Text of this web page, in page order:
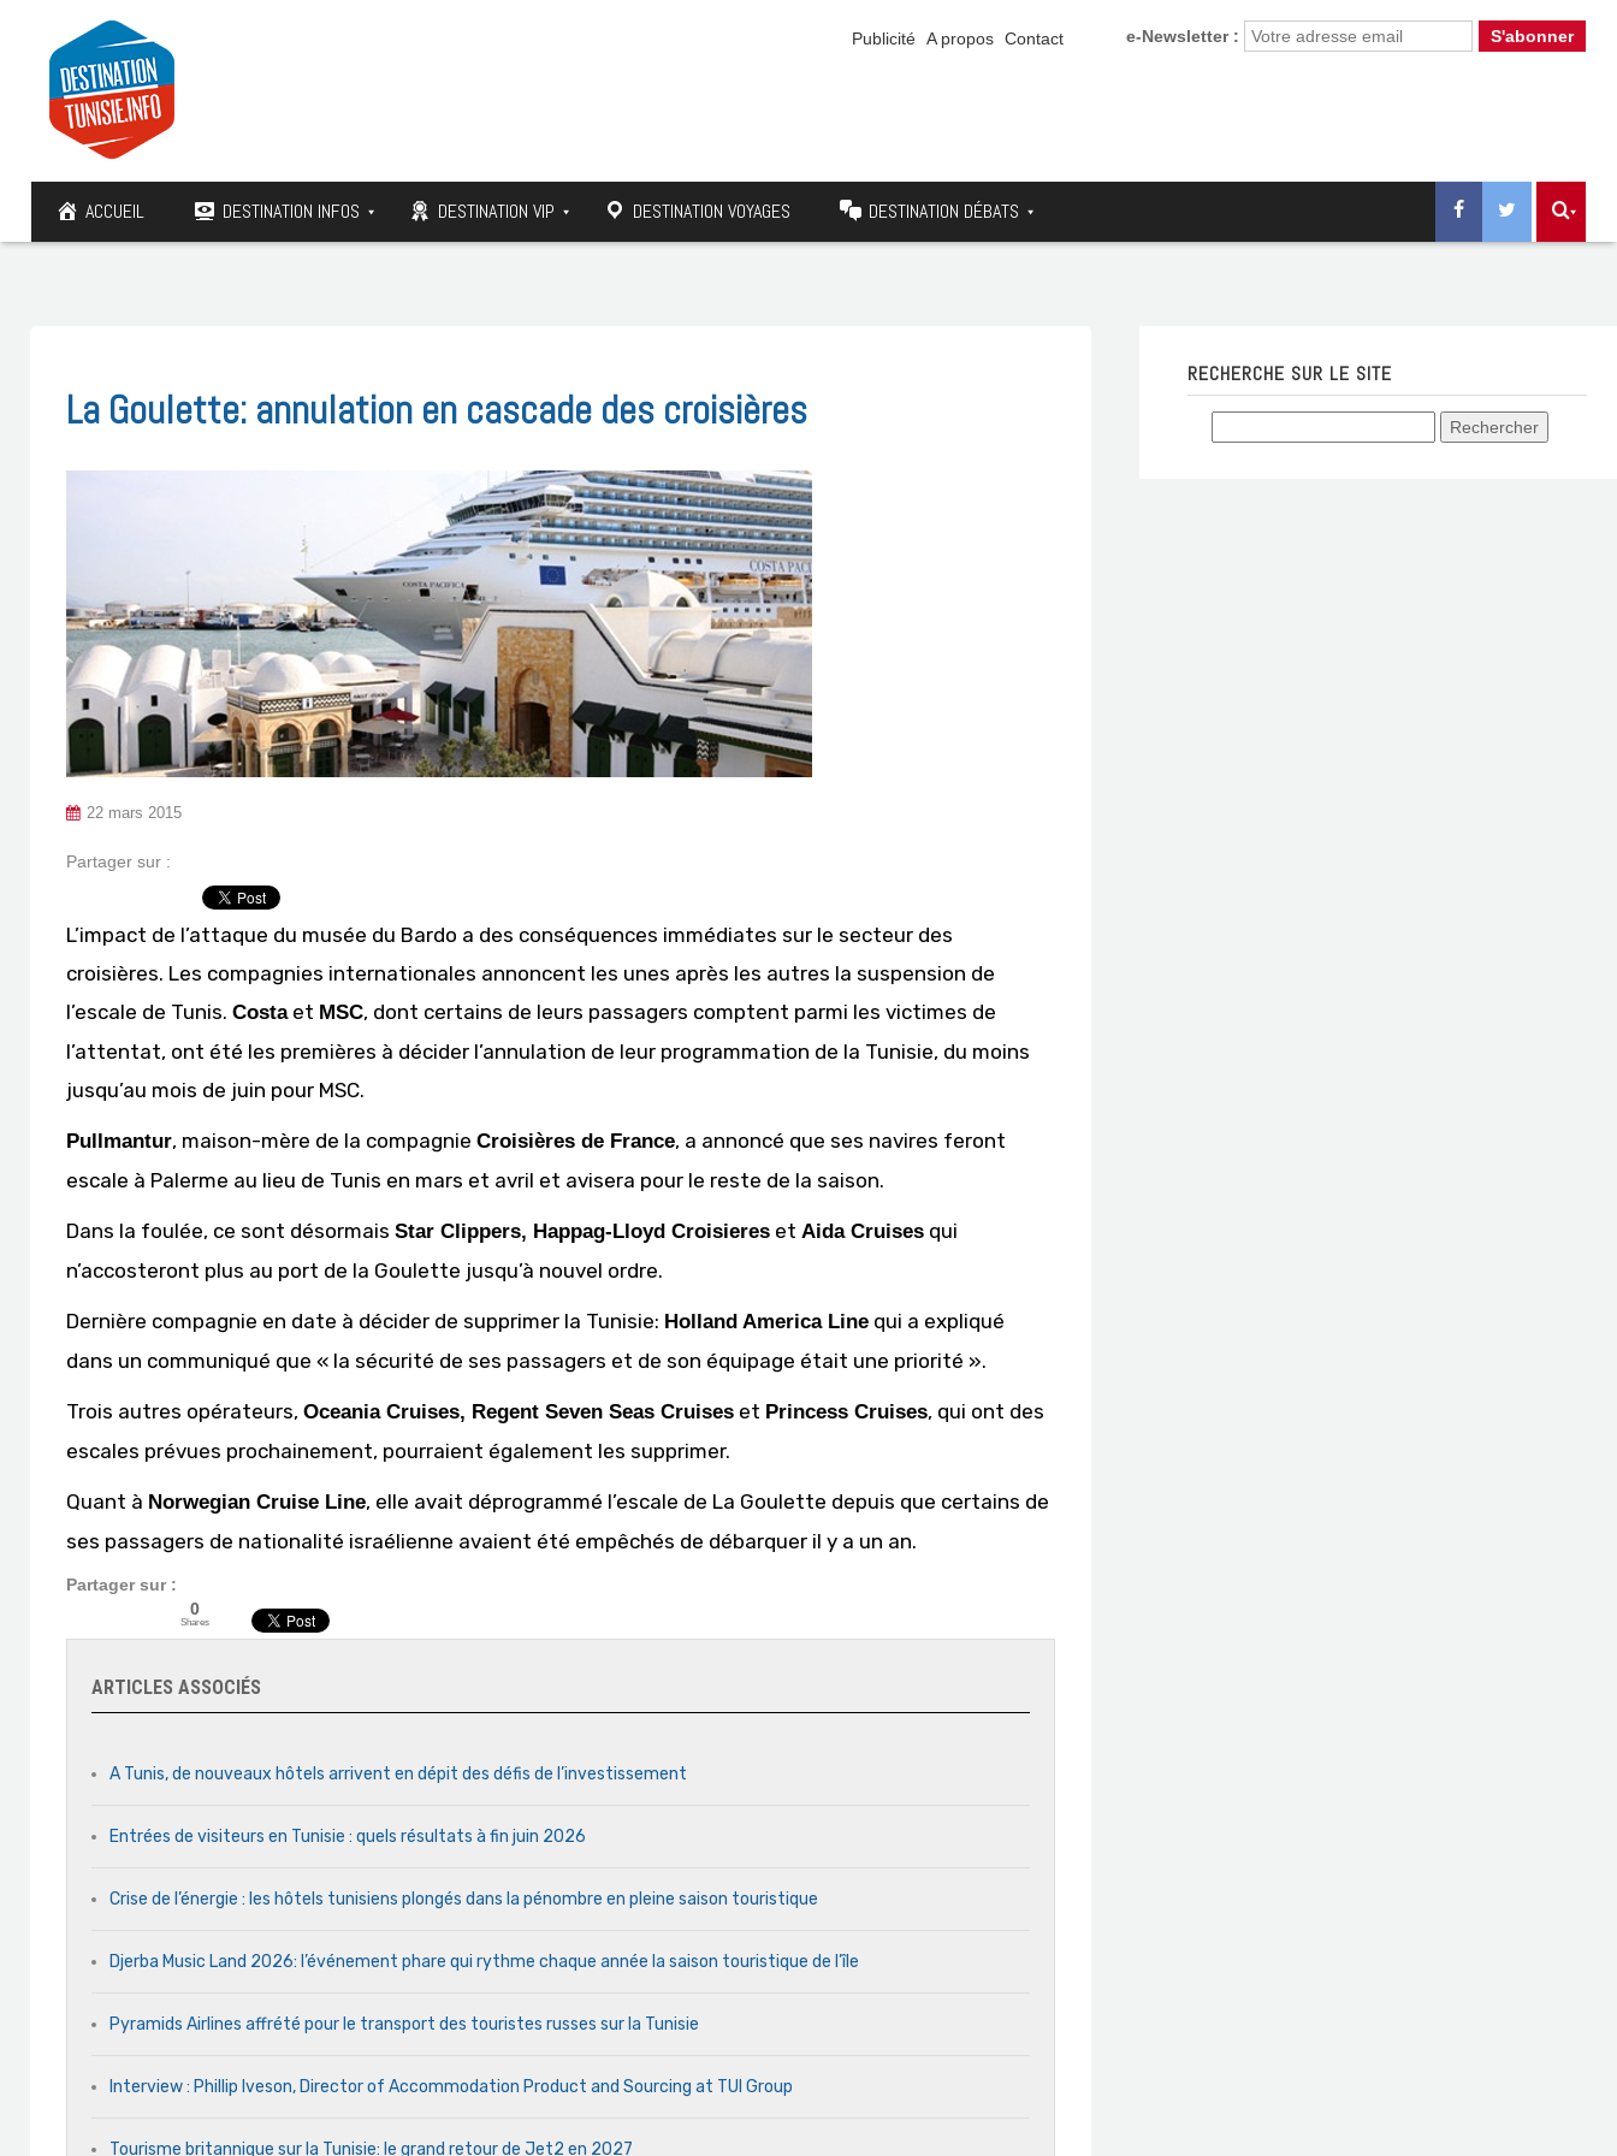
e-Newsletter :
Publicité A propos Contact
ACCUEIL DESTINATION INFOS DESTINATION VIP DESTINATION VOYAGES DESTINATION DÉBATS
La Goulette: annulation en cascade des croisières
22 mars 2015
Partager sur :
L’impact de l’attaque du musée du Bardo a des conséquences immédiates sur le secteur des
croisières. Les compagnies internationales annoncent les unes après les autres la suspension de
l’escale de Tunis. Costaet MSC, dont certains de leurs passagers comptent parmi les victimes de
l’attentat, ont été les premières à décider l’annulation de leur programmation de la Tunisie, du moins
jusqu’au mois de juin pour MSC.
Pullmantur, maison-mère de la compagnie Croisières de France, a annoncé que ses navires feront
escale à Palerme au lieu de Tunis en mars et avril et avisera pour le reste de la saison.
Dans la foulée, ce sont désormais Star Clippers, Happag-Lloyd Croisieres et Aida Cruises qui
n’accosteront plus au port de la Goulette jusqu’à nouvel ordre.
Dernière compagnie en date à décider de supprimer la Tunisie: Holland America Line qui a expliqué
dans un communiqué que « la sécurité de ses passagers et de son équipage était une priorité ».
Trois autres opérateurs, Oceania Cruises, Regent Seven Seas Cruises et Princess Cruises, qui ont des
escales prévues prochainement, pourraient également les supprimer.
Quant à Norwegian Cruise Line, elle avait déprogrammé l’escale de La Goulette depuis que certains de
ses passagers de nationalité israélienne avaient été empêchés de débarquer il y a un an.
Partager sur :
0
Shares
ARTICLES ASSOCIÉS
A Tunis, de nouveaux hôtels arrivent en dépit des défis de l’investissement
Entrées de visiteurs en Tunisie : quels résultats à fin juin 2026
Crise de l’énergie : les hôtels tunisiens plongés dans la pénombre en pleine saison touristique
Djerba Music Land 2026: l’événement phare qui rythme chaque année la saison touristique de l’île
Pyramids Airlines affrété pour le transport des touristes russes sur la Tunisie
Interview : Phillip Iveson, Director of Accommodation Product and Sourcing at TUI Group
Tourisme britannique sur la Tunisie: le grand retour de Jet2 en 2027
RECHERCHE SUR LE SITE